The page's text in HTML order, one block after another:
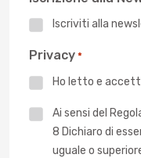
Iscriviti alla
Privacy *
Ho letto e
PrivacyAi sensi del
8 Dichiaro di
uguale o